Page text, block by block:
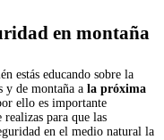
en montaña
estás educando sobre la
y de montaña a la próxima
ello es importante
para que las
en el medio natural la